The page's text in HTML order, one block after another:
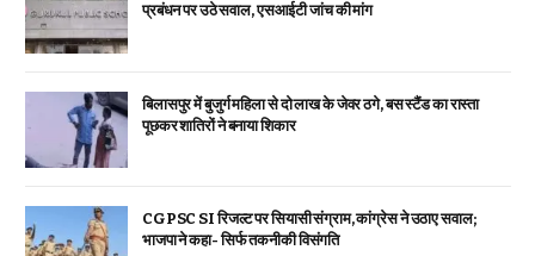
प्रबंधन पर उठे सवाल, एसआईटी जांच की मांग
बिलासपुर में बुजुर्ग महिला से दो लाख के जेवर ठगे, बस स्टैंड का रास्ता
पूछकर शातिरों ने बनाया शिकार
CGPSC SI रिजल्ट पर सियासी संग्राम, कांग्रेस ने उठाए सवाल;
भाजपा ने कहा- सिर्फ तकनीकी विसंगति